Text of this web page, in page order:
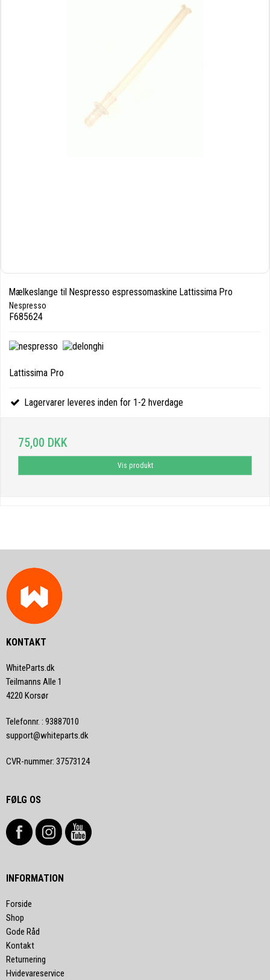
Mælkeslange til Nespresso espressomaskine Lattissima Pro
Nespresso
F685624
Lattissima Pro
Lagervarer leveres inden for 1-2 hverdage
75,00 DKK
Vis produkt
KONTAKT
WhiteParts.dk
Teilmanns Alle 1
4220 Korsør
Telefonnr. : 93887010
support@whiteparts.dk
CVR-nummer: 37573124
FØLG OS
INFORMATION
Forside
Shop
Gode Råd
Kontakt
Returnering
Hvidevareservice